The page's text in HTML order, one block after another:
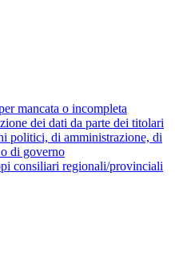
mancata o incompleta
dei dati da parte dei titolari
politici, di amministrazione, di
di governo
consiliari regionali/provinciali